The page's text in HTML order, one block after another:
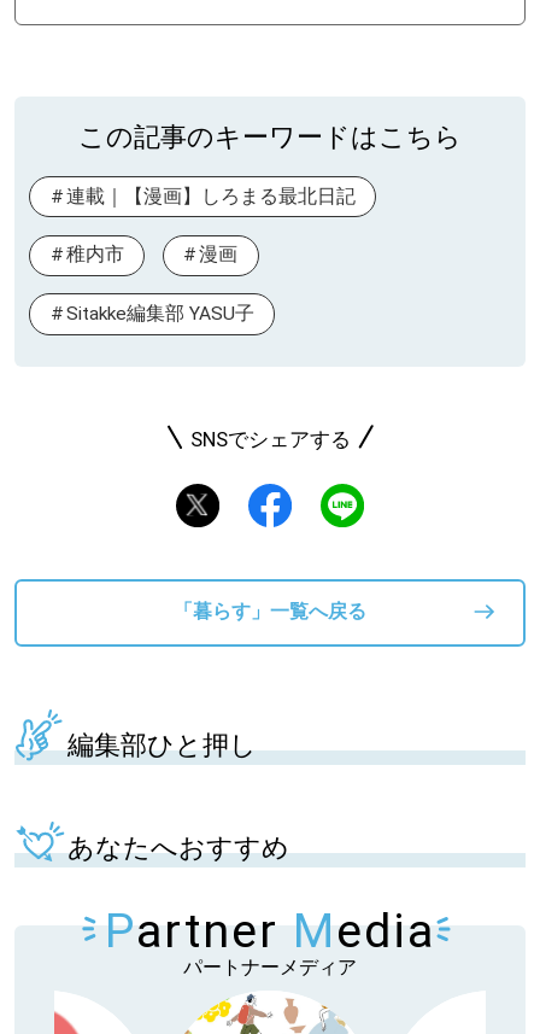
この記事のキーワードはこちら
連載｜【漫画】しろまる最北日記
稚内市 漫画
Sitakke編集部 YASU子
SNSでシェアする
「暮らす」一覧へ戻る
編集部ひと押し
あなたへおすすめ
Partner Media
パートナーメディア